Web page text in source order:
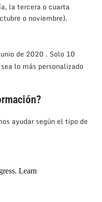
la tercera o cuarta
o noviembre).
de 2020 . Solo 10
lo más personalizado
ayudar según el tipo de